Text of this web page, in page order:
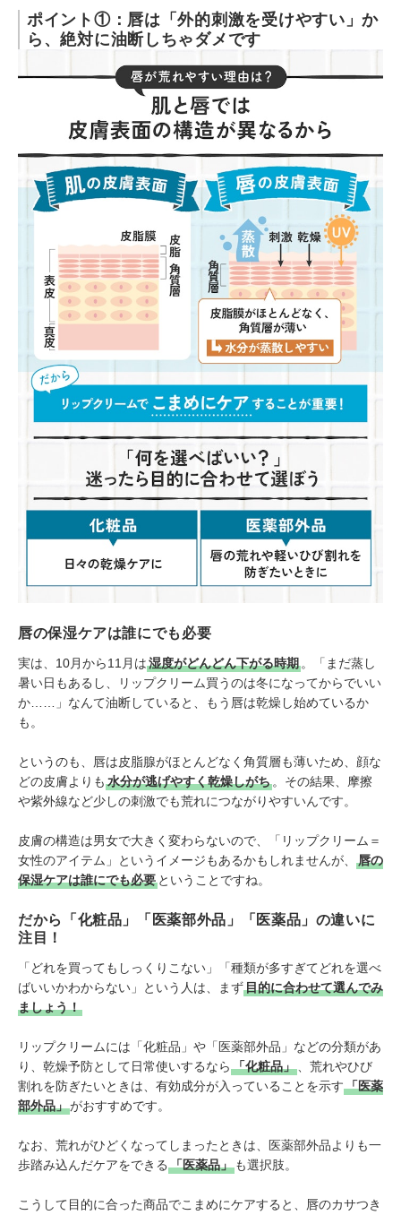
ポイント①：唇は「外的刺激を受けやすい」か
ら、絶対に油断しちゃダメです
唇の保湿ケアは誰にでも必要
実は、10月から11月は湿度がどんどん下がる時期 。「まだ蒸し
暑い日もあるし、リップクリーム買うのは冬になってからでいい
か……」なんて油断していると、もう唇は乾燥し始めているか
も。
というのも、唇は皮脂腺がほとんどなく角質層も薄いため、顔な
どの皮膚よりも 水分が逃げやすく乾燥しがち 。その結果、摩擦
や紫外線など少しの刺激でも荒れにつながりやすいんです。
皮膚の構造は男女で大きく変わらないので、「リップクリーム＝
女性のアイテム」というイメージもあるかもしれませんが、
唇の
保湿ケアは誰にでも必要 ということですね。
だから「化粧品」「医薬部外品」「医薬品」の違いに
注目！
「どれを買ってもしっくりこない」「種類が多すぎてどれを選べ
ばいいかわからない」という人は、まず目的に合わせて選んでみ
ましょう！
リップクリームには「化粧品」や「医薬部外品」などの分類があ
り、乾燥予防として日常使いするなら 「化粧品」
、荒れやひび
割れを防ぎたいときは、有効成分が入っていることを示す「医薬
部外品」がおすすめです。
なお、荒れがひどくなってしまったときは、医薬部外品よりも一
歩踏み込んだケアをできる 「医薬品」 も選択肢。
こうして目的に合った商品でこまめにケアすると、唇のカサつき